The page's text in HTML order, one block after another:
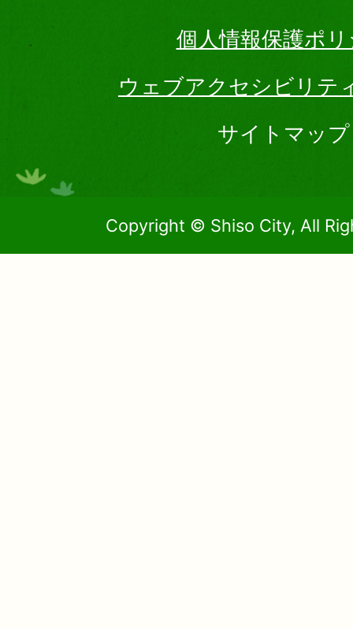
個人情報保護ポ
ウェブアクセシビリテ
サイトマップ
Copyright © Shiso City, All